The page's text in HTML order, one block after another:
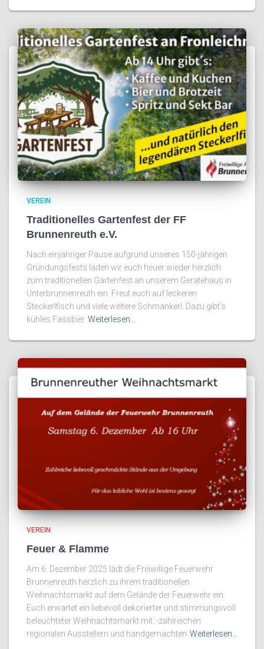
VEREIN
Traditionelles Gartenfest der FF
Brunnenreuth e.V.
Nach einjähriger Pause aufgrund unseres 150-jährigen
Gründungsfests laden wir euch heuer wieder herzlich
zum traditionellen Gartenfest an unserem Gerätehaus in
Unterbrunnenreuth ein. Freut euch auf leckeren
Steckerlfisch und viele weitere Schmankerl. Dazu gibt’s
kühles Fassbier Weiterlesen…
VEREIN
Feuer & Flamme
Am 6. Dezember 2025 lädt die Freiwillige Feuerwehr
Brunnenreuth herzlich zu ihrem traditionellen
Weihnachtsmarkt auf dem Gelände der Feuerwehr ein.
Euch erwartet ein liebevoll dekorierter und stimmungsvoll
beleuchteter Weihnachtsmarkt mit: -zahlreichen
regionalen Ausstellern und handgemachten Weiterlesen…